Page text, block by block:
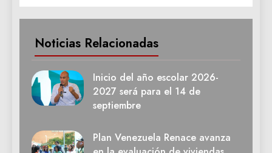
Noticias Relacionadas
Inicio del año escolar 2026-
2027 será para el 14 de
septiembre
Plan Venezuela Renace avanza